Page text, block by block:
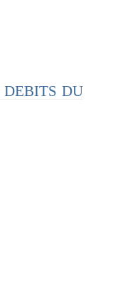
DEBITS DU